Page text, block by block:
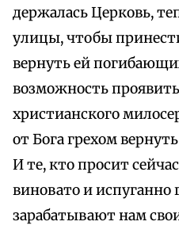
держалась Церковь,
улицы, чтобы
вернуть ей
возможность проявить
христианского
от Бога грехом
И те, кто просит
виновато и испуганно
зарабатывают нам